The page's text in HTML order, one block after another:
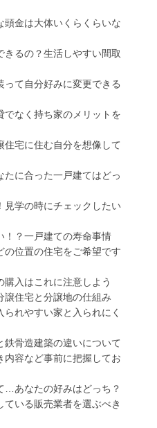
頭金は大体いくらくらいな
きるの？生活しやすい間取
て自分好みに変更できる
でなく持ち家のメリットを
宅に住む自分を想像して
に合った一戸建てはどっ
見学の時にチェックしたい
！？一戸建ての寿命事情
の位置の住宅をご希望です
入はこれに注意しよう
譲住宅と分譲地の仕組み
れやすい家と入られにく
骨造建築の違いについて
内容など事前に把握してお
…あなたの好みはどっち？
いる販売業者を選ぶべき